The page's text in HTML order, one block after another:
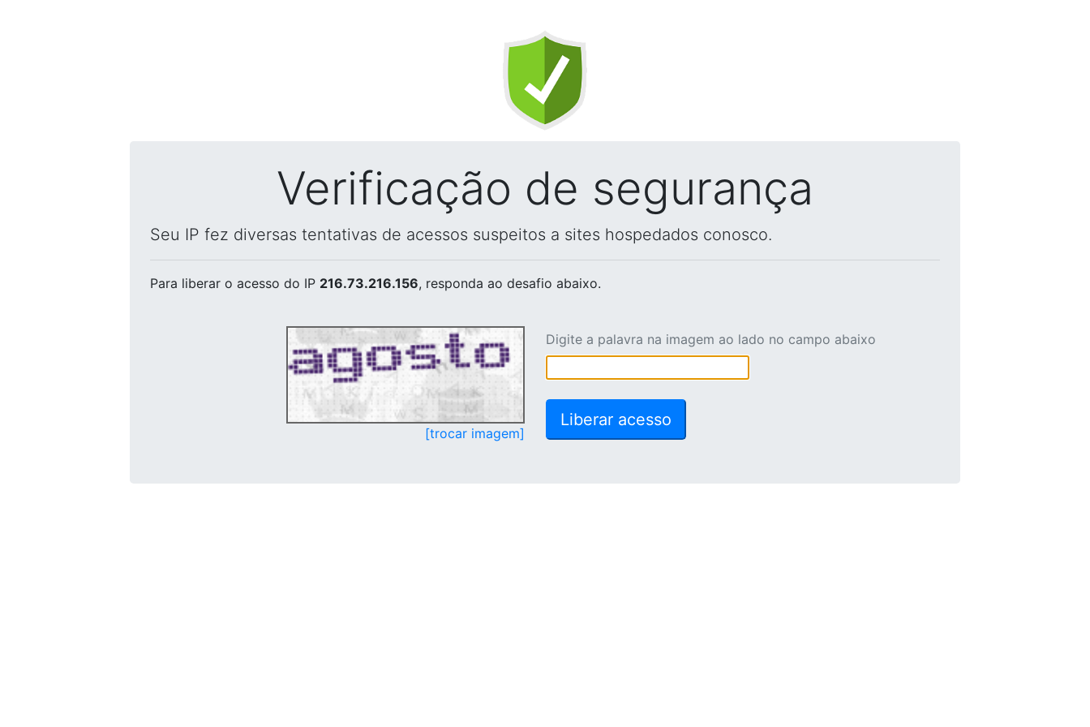
Verificação de segurança
Seu IP fez diversas tentativas de acessos suspeitos a sites hospedados conosco.
Para liberar o acesso do IP 216.73.216.156, responda ao desafio abaixo.
[trocar imagem]
Digite a palavra na imagem ao lado no campo abaixo